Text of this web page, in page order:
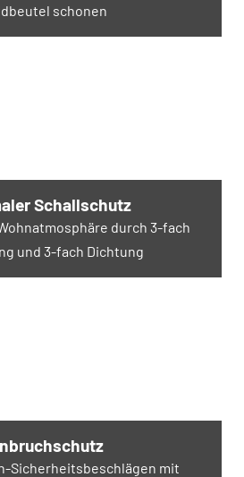
schonen
Schallschutz
durch 3-fach
und 3-fach Dichtung
Sicherheitsbeschlägen mit